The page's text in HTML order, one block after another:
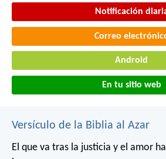
Notificación
Correo
Android
En tu sitio web
Versículo de la Biblia al Azar
El que va tras la justicia y el amor